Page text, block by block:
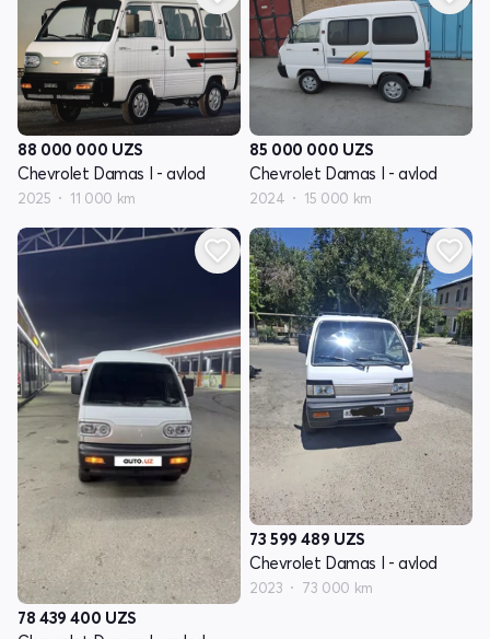
88 000 000 UZS
Chevrolet Damas I - avlod
2025 11 000 km
85 000 000 UZS
Chevrolet Damas I - avlod
2024 15 000 km
78 439 400 UZS
73 599 489 UZS
Chevrolet Damas I - avlod
2023 73 000 km